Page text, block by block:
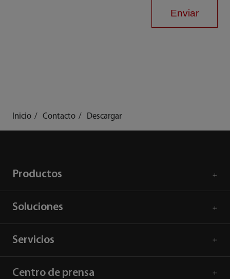
Enviar
Inicio Contacto Descargar
Productos
Soluciones
Servicios
Centro de prensa